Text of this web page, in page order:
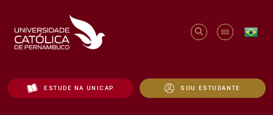
ESTUDE NA UNICAP SOU ESTUDANTE